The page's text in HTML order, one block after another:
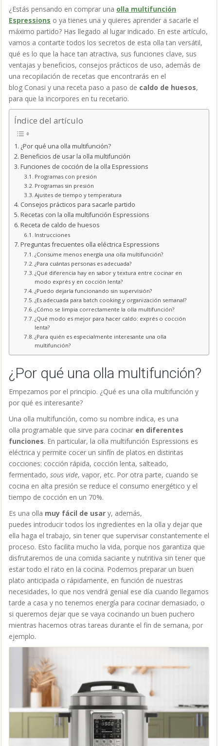
¿Estás pensando en comprar una olla multifunción
Espressions o ya tienes una y quieres aprender a sacarle el
máximo partido? Has llegado al lugar indicado. En este artículo,
vamos a contarte todos los secretos de esta olla tan versátil,
qué es lo que la hace tan atractiva, sus funciones clave, sus
ventajas y beneficios, consejos prácticos de uso, además de
una recopilación de recetas que encontrarás en el
blog Conasi y una receta paso a paso de caldo de huesos,
para que la incorpores en tu recetario.
Índice del artículo
¿Por qué una olla multifunción?
Beneficios de usar la olla multifunción
Funciones de cocción de la olla Espressions
Programas con presión
Programas sin presión
Ajustes de tiempo y temperatura
Consejos prácticos para sacarle partido
Recetas con la olla multifunción Espressions
Receta de caldo de huesos
Instrucciones
Preguntas frecuentes olla eléctrica Espressions
¿Consume menos energía una olla multifunción?
¿Para cuántas personas es adecuada?
¿Qué diferencia hay en sabor y textura entre cocinar en
modo exprés y en cocción lenta?
¿Puedo dejarla funcionando sin supervisión?
¿Es adecuada para batch cooking y organización semanal?
¿Cómo se limpia correctamente la olla multifunción?
¿Qué modo es mejor para hacer caldo: exprés o cocción
lenta?
¿Para quién es especialmente interesante una olla
multifunción?
¿Por qué una olla multifunción?
Empezamos por el principio. ¿Qué es una olla multifunción y
por qué es interesante?
Una olla multifunción, como su nombre indica, es una
olla programable que sirve para cocinar en diferentes
funciones. En particular, la olla multifunción Espressions es
eléctrica y permite cocer un sinfín de platos en distintas
cocciones: cocción rápida, cocción lenta, salteado,
fermentado, sous vide, vapor, etc. Por otra parte, cuando se
cocina en alta presión se reduce el consumo energético y el
tiempo de cocción en un 70%.
Es una olla muy fácil de usar y, además,
puedes introducir todos los ingredientes en la olla y dejar que
ella haga el trabajo, sin tener que supervisar constantemente el
proceso. Esto facilita mucho la vida, porque nos garantiza que
disfrutaremos de una comida saciante y nutritiva sin tener que
estar todo el rato en la cocina. Podemos preparar un buen
plato anticipada o rápidamente, en función de nuestras
necesidades, lo que nos vendrá genial ese día cuando llegamos
tarde a casa y no tenemos energía para cocinar demasiado, o
si queremos dejar que se vaya cocinando un buen puchero
mientras hacemos otras tareas durante el fin de semana, por
ejemplo.